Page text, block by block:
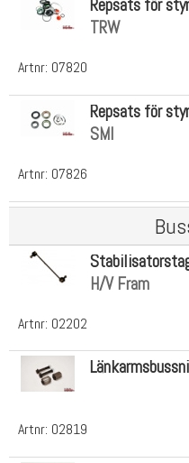
Artnr: 07820
Repsats för
TRW
Artnr: 07826
Repsats för
SMI
Artnr: 02202
H/V Fram
Artnr: 02819